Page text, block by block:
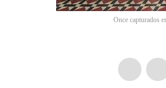
Once capturados